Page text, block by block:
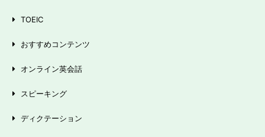
TOEIC
おすすめコンテンツ
オンライン英会話
スピーキング
ディクテーション